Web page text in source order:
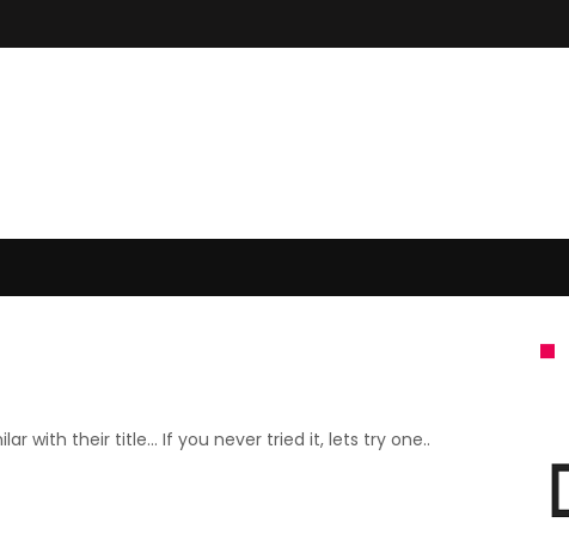
with their title... If you never tried it, lets try one..